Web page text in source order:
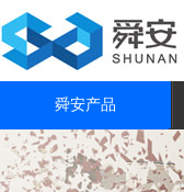
舜安产品